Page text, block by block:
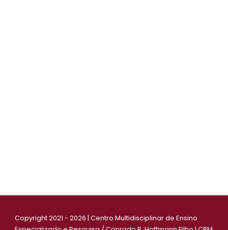
Copyright 2021 - 2026 | Centro Multidisciplinar de Ensino